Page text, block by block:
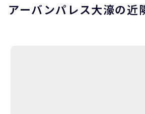
アーバンパレス大濠の近